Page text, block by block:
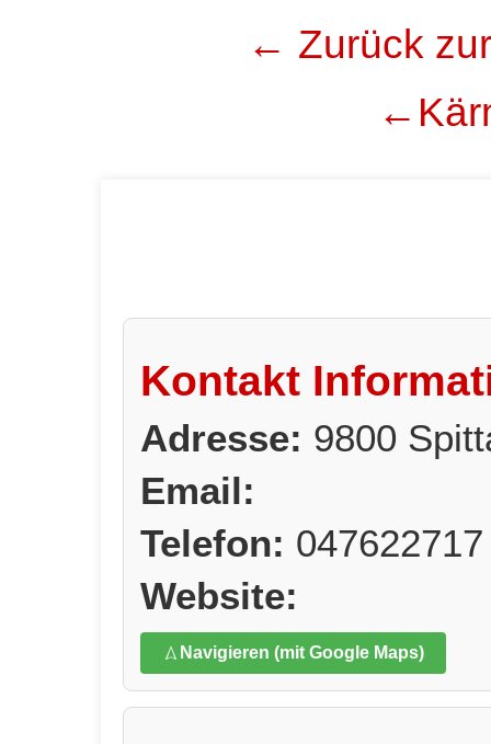
← Zurück
Kontakt
Adresse: 9800
Email:
Telefon: 047622717
Website:
Navigieren (mit Google Maps)